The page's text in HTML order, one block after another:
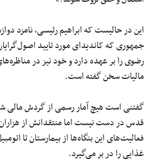
این در حالیست که ابراهیم رئیسی، نامزد
جمهوری که کاندیدای مورد تایید
رضوی را بر عهده دارد و خود نیز در
مالیات سخن گفته است.
گفتنی است هیچ آمار رسمی از گردش مالی
قدس در دست نیست اما منتقدانش از
فعالیت‌های این بنگاه‌ها از بیمارستان تا
غذایی را دربرمی‌گیرد.